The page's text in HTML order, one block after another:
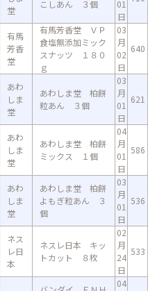
堂
こしあん ３個
01
日
有馬
芳香
堂
有馬芳香堂 ＶＰ
食塩無添加ミック
スナッツ １８０
ｇ
03
月
02
日
640
あわ
しま
堂
あわしま堂 柏餅
粒あん ３個
03
月
01
日
621
あわ
しま
堂
あわしま堂 柏餅
ミックス １個
04
月
01
日
586
あわ
しま
堂
あわしま堂 柏餅
よもぎ粒あん ３
個
03
月
01
日
536
ネス
レ日
本
ネスレ日本 キッ
トカット ８枚
02
月
24
日
533
04